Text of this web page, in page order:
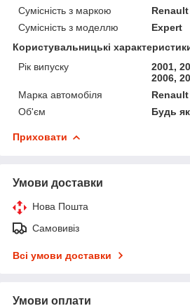
Сумісність з маркою
Renault
Сумісність з моделлю
Expert
Користувальницькі
Рік випуску
2001,
2006,
Марка автомобіля
Об'єм
Будь
Приховати
Умови доставки
Нова Пошта
Самовивіз
Всі умови доставки
Умови оплати